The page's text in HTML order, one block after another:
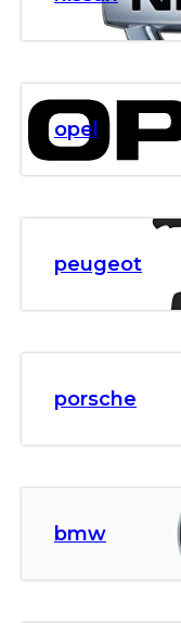
opel
peugeot
porsche
bmw